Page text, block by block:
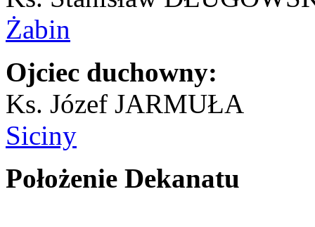
Żabin
Ojciec duchowny:
Ks. Józef JARMUŁA
Siciny
Położenie Dekanatu